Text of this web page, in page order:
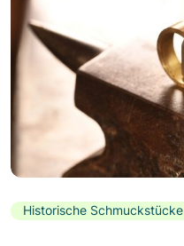
Historische Schmuckstücke